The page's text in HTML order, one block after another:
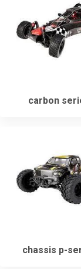
carbon
chassis p-